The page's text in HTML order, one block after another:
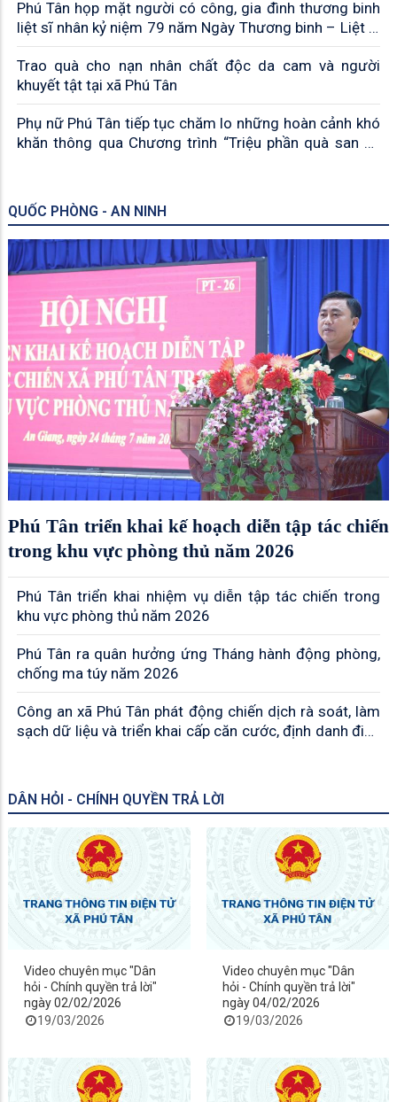
Phú Tân họp mặt người có công, gia đình thương binh
liệt sĩ nhân kỷ niệm 79 năm Ngày Thương binh – Liệt sĩ
(27/7/1947 – 27/7/2026)
Trao quà cho nạn nhân chất độc da cam và người
khuyết tật tại xã Phú Tân
Phụ nữ Phú Tân tiếp tục chăm lo những hoàn cảnh khó
khăn thông qua Chương trình “Triệu phần quà san sẻ
QUỐC PHÒNG - AN NINH
Phú Tân triển khai kế hoạch diễn tập tác chiến
trong khu vực phòng thủ năm 2026
Phú Tân triển khai nhiệm vụ diễn tập tác chiến trong
khu vực phòng thủ năm 2026
Phú Tân ra quân hưởng ứng Tháng hành động phòng,
chống ma túy năm 2026
Công an xã Phú Tân phát động chiến dịch rà soát, làm
sạch dữ liệu và triển khai cấp căn cước, định danh điện
DÂN HỎI - CHÍNH QUYỀN TRẢ LỜI
Video chuyên mục "Dân
hỏi - Chính quyền trả lời"
ngày 02/02/2026
19/03/2026
Video chuyên mục "Dân
hỏi - Chính quyền trả lời"
ngày 04/02/2026
19/03/2026